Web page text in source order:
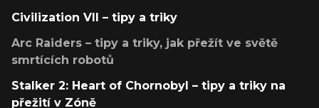
Civilization VII – tipy a triky
Arc Raiders – tipy a triky, jak přežít ve světě
smrtících robotů
Stalker 2: Heart of Chornobyl – tipy a triky na
přežití v Zóně